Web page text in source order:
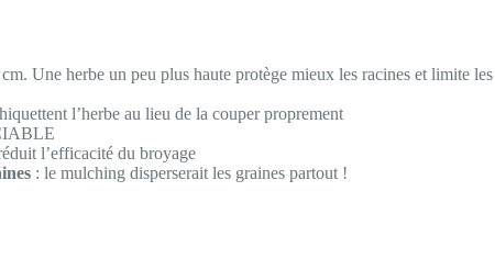
Une herbe un peu plus haute protège mieux les racines et limite les
l’herbe au lieu de la couper proprement
l’efficacité du broyage
: le mulching disperserait les graines partout !